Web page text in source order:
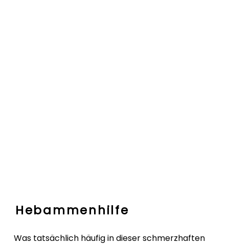
Hebammenhilfe
Was tatsächlich häufig in dieser schmerzhaften